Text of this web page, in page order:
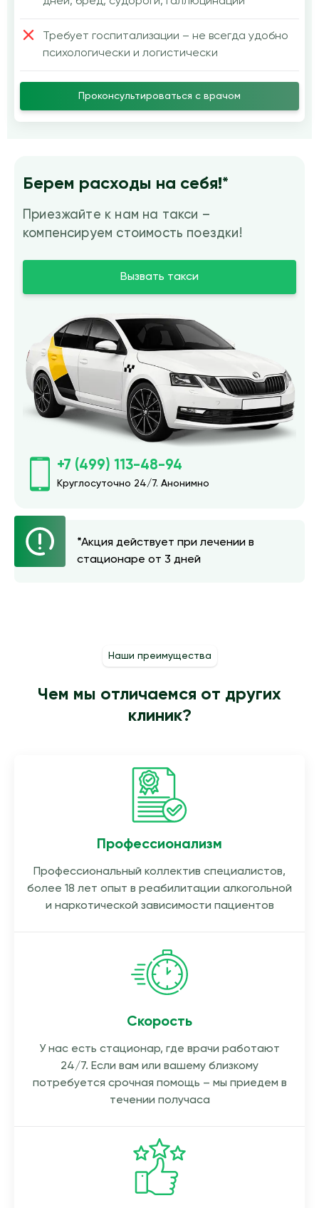
Требует госпитализации – не всегда удобно
психологически и логистически
Проконсультироваться с врачом
Берем расходы на себя!*
Приезжайте к нам на такси –
компенсируем стоимость поездки!
Вызвать такси
+7 (499) 113-48-94
Круглосуточно 24/7. Анонимно
*Акция действует при лечении в
стационаре от 3 дней
Наши преимущества
Чем мы отличаемся от других
клиник?
Профессионализм
Профессиональный коллектив специалистов,
более 18 лет опыт в реабилитации алкогольной
и наркотической зависимости пациентов
Скорость
У нас есть стационар, где врачи работают
24/7. Если вам или вашему близкому
потребуется срочная помощь – мы приедем в
течении получаса